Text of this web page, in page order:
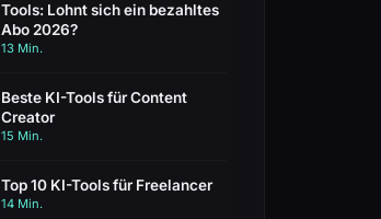
Tools: Lohnt sich ein bezahltes
Abo 2026?
13 Min.
Beste KI-Tools für Content
Creator
15 Min.
Top 10 KI-Tools für Freelancer
14 Min.